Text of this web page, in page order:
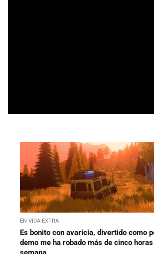
EN VIDA EXTRA
Es bonito con avaricia, divertido como
demo me ha robado más de cinco